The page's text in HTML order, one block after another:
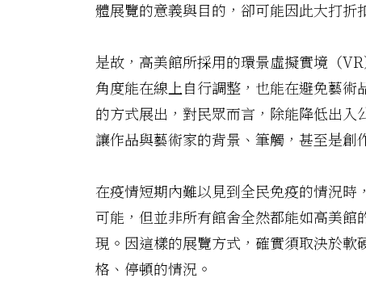
體展覽的意義與目的，卻可能因此大打折
是故，高美館所採用的環景虛擬實境（
角度能在線上自行調整，也能在避免藝
的方式展出，對民眾而言，除能降低出入
讓作品與藝術家的背景、筆觸，甚至是創
在疫情短期內難以見到全民免疫的情況
可能，但並非所有館舍全然都能如高美
現。因這樣的展覽方式，確實須取決於
格、停頓的情況。